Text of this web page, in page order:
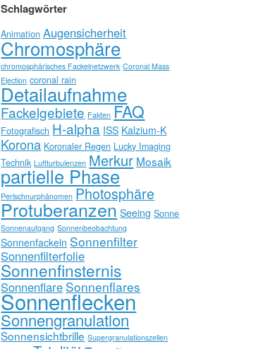
Schlagwörter
Animation Augensicherheit
Chromosphäre
chromosphärisches Fackelnetzwerk Coronal Mass
Ejection coronal rain
Detailaufnahme
Fackelgebiete Fakten FAQ
Fotografisch H-alpha ISS Kalzium-K
Korona Koronaler Regen Lucky Imaging
Technik Luftturbulenzen Merkur Mosaik
partielle Phase
Perlschnurphänomen Photosphäre
Protuberanzen Seeing Sonne
Sonnenaufgang Sonnenbeobachtung
Sonnenfackeln Sonnenfilter
Sonnenfilterfolie
Sonnenfinsternis
Sonnenflare Sonnenflares
Sonnenflecken
Sonnengranulation
Sonnensichtbrille Supergranulationszellen